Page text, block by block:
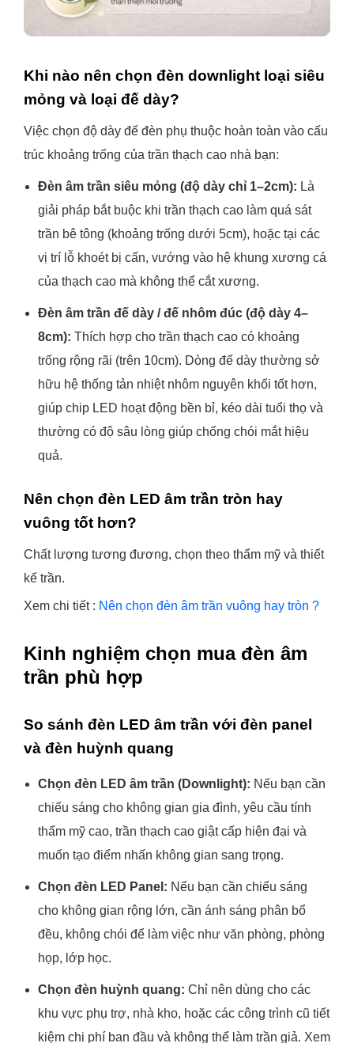
Khi nào nên chọn đèn downlight loại siêu
mỏng và loại đế dày?
Việc chọn độ dày đế đèn phụ thuộc hoàn toàn vào cấu
trúc khoảng trống của trần thạch cao nhà bạn:
Đèn âm trần siêu mỏng (độ dày chỉ 1–2cm): Là
giải pháp bắt buộc khi trần thạch cao làm quá sát
trần bê tông (khoảng trống dưới 5cm), hoặc tại các
vị trí lỗ khoét bị cấn, vướng vào hệ khung xương cá
của thạch cao mà không thể cắt xương.
Đèn âm trần đế dày / đế nhôm đúc (độ dày 4–
8cm): Thích hợp cho trần thạch cao có khoảng
trống rộng rãi (trên 10cm). Dòng đế dày thường sở
hữu hệ thống tản nhiệt nhôm nguyên khối tốt hơn,
giúp chip LED hoạt động bền bỉ, kéo dài tuổi thọ và
thường có độ sâu lòng giúp chống chói mắt hiệu
quả.
Nên chọn đèn LED âm trần tròn hay
vuông tốt hơn?
Chất lượng tương đương, chọn theo thẩm mỹ và thiết
kế trần.
Xem chi tiết : Nên chọn đèn âm trần vuông hay tròn ?
Kinh nghiệm chọn mua đèn âm
trần phù hợp
So sánh đèn LED âm trần với đèn panel
và đèn huỳnh quang
Chọn đèn LED âm trần (Downlight): Nếu bạn cần
chiếu sáng cho không gian gia đình, yêu cầu tính
thẩm mỹ cao, trần thạch cao giật cấp hiện đại và
muốn tạo điểm nhấn không gian sang trọng.
Chọn đèn LED Panel: Nếu bạn cần chiếu sáng
cho không gian rộng lớn, cần ánh sáng phân bổ
đều, không chói để làm việc như văn phòng, phòng
họp, lớp học.
Chọn đèn huỳnh quang: Chỉ nên dùng cho các
khu vực phụ trợ, nhà kho, hoặc các công trình cũ tiết
kiệm chi phí ban đầu và không thể làm trần giả. Xem